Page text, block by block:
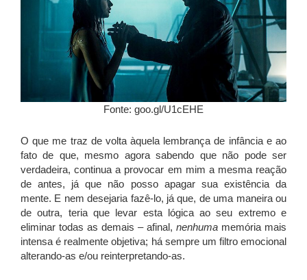
Fonte: goo.gl/U1cEHE
O que me traz de volta àquela lembrança de infância e ao
fato de que, mesmo agora sabendo que não pode ser
verdadeira, continua a provocar em mim a mesma reação
de antes, já que não posso apagar sua existência da
mente. E nem desejaria fazê-lo, já que, de uma maneira ou
de outra, teria que levar esta lógica ao seu extremo e
eliminar todas as demais – afinal, nenhuma memória mais
intensa é realmente objetiva; há sempre um filtro emocional
alterando-as e/ou reinterpretando-as.